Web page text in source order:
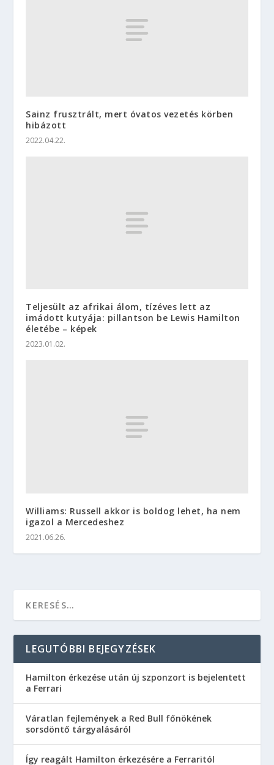
Sainz frusztrált, mert óvatos vezetés körben
hibázott
2022.04.22.
Teljesült az afrikai álom, tízéves lett az
imádott kutyája: pillantson be Lewis Hamilton
életébe – képek
2023.01.02.
Williams: Russell akkor is boldog lehet, ha nem
igazol a Mercedeshez
2021.06.26.
LEGUTÓBBI BEJEGYZÉSEK
Hamilton érkezése után új szponzort is bejelentett
a Ferrari
Váratlan fejlemények a Red Bull főnökének
sorsdöntő tárgyalásáról
Így reagált Hamilton érkezésére a Ferraritól